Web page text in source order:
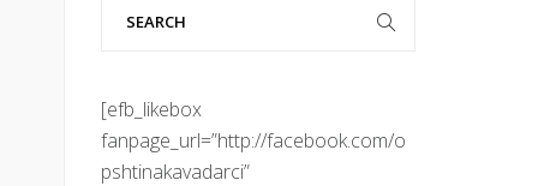
[efb_likebox
fanpage_url=”http://facebook.com/o
pshtinakavadarci”